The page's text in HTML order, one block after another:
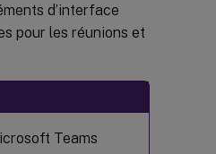
d’interface
pour les réunions et
Teams